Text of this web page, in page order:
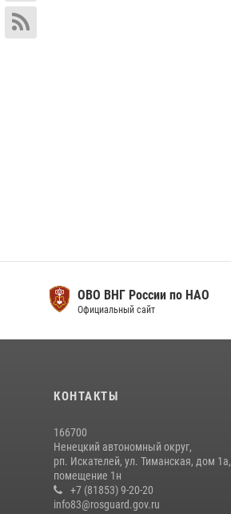
ОВО ВНГ России по НАО
Официальный сайт
КОНТАКТЫ
166700
Ненецкий автономный округ,
рп. Искателей, ул. Тиманская, дом 1а,
помещение 1н
+7 (81853) 9-20-20
info83@rosguard.gov.ru